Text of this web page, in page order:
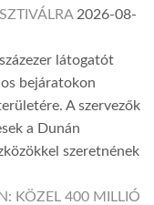
2026-08-
látogatót
bejáratokon
A szervezők
a Dunán
szeretnének
KÖZEL 400 MILLIÓ